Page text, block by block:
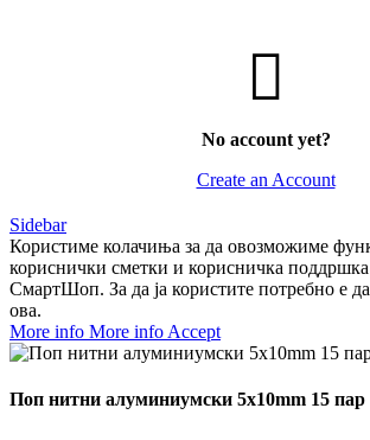
No account yet?
Create an Account
Sidebar
Користиме колачиња за да овозможиме
кориснички сметки и корисничка поддршка
СмартШоп. За да ја користите потребно е
ова.
More info More info Accept
Поп нитни алуминиумски 5x10mm 15 пар